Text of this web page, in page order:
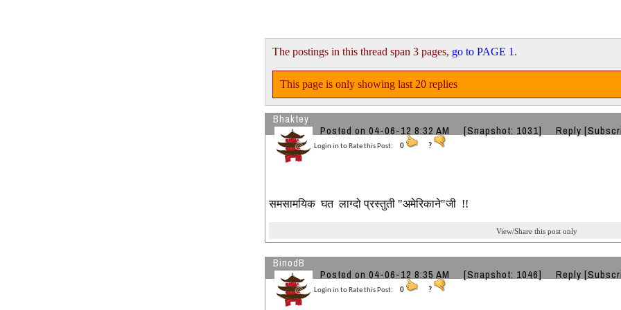
The postings in this thread span 3 pages, go to PAGE 1 .
This page is only showing last 20 replies
Bhaktey
Posted on 04-06-12 8:32 AM [Snapshot: 1031] Reply
Login in to Rate this Post: 0 ?
समसामयिक घत लाग्दो प्रस्तुती "अमेरिकाने"जी !!
View/Share this post only
BinodB
Posted on 04-06-12 8:35 AM [Snapshot: 1046] Reply
Login in to Rate this Post: 0 ?